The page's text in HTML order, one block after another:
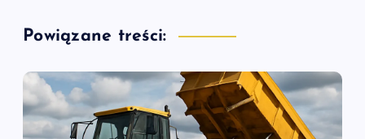
a
c
Powiązane treści: